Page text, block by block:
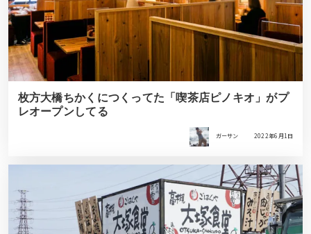
枚方大橋ちかくにつくってた「喫茶店ピノキオ」がプ
レオープンしてる
ガーサン 2022年6月1日